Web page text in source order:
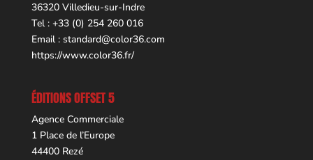
36320 Villedieu-sur-Indre
Tel : +33 (0) 254 260 016
Email : standard@color36.com
https://www.color36.fr/
ÉDITIONS OFFSET 5
Agence Commerciale
1 Place de l’Europe
44400 Rezé